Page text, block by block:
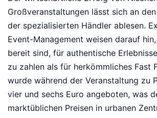
Großveranstaltungen lässt sich an
der spezialisierten Händler ablesen.
Event-Management weisen darauf
bereit sind, für authentische
zu zahlen als für herkömmliches Fast
wurde während der Veranstaltung zu
vier und sechs Euro angeboten, was
marktüblichen Preisen in urbanen